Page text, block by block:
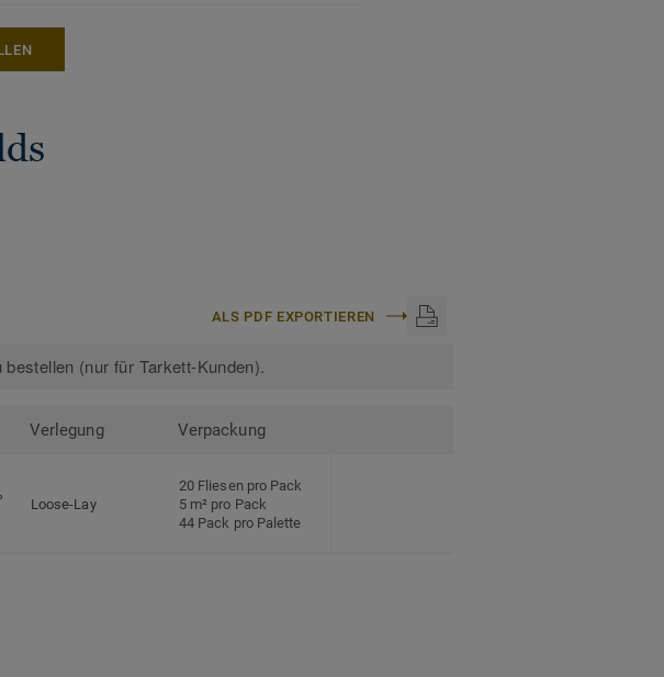
ALS PDF EXPORTIEREN
(nur für Tarkett-Kunden).
Verlegung Verpackung
Loose-Lay
20 Fliesen pro Pack
5 m² pro Pack
44 Pack pro Palette